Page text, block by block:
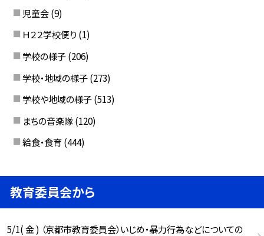
児童会 (9)
Ｈ２２学校便り (1)
学校の様子 (206)
学校・地域の様子 (273)
学校や地域の様子 (513)
まちの音楽隊 (120)
給食・食育 (444)
教育委員会から
5/1( 金 ) （京都市教育委員会）いじめ・暴力行為などについての